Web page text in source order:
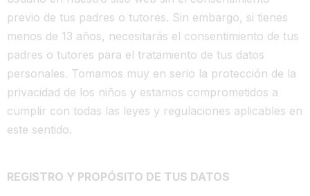
previo de tus padres o tutores. Sin embargo, si tienes
menos de 13 años, necesitarás el consentimiento de tus
padres o tutores para el tratamiento de tus datos
personales. Tomamos muy en serio la protección de la
privacidad de los niños y estamos comprometidos a
cumplir con todas las leyes y regulaciones aplicables en
este sentido.
REGISTRO Y PROPÓSITO DE TUS DATOS